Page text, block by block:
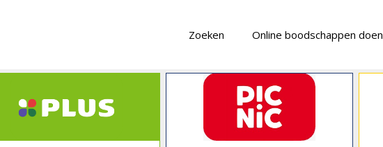
Zoeken Online boodschappen doen